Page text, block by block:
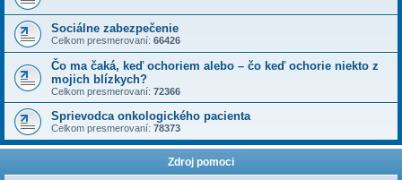
Sociálne zabezpečenie
Celkom presmerovaní: 66426
Čo ma čaká, keď ochoriem alebo – čo keď ochorie niekto z
mojich blízkych?
Celkom presmerovaní: 72366
Sprievodca onkologického pacienta
Celkom presmerovaní: 78373
Zdroj pomoci